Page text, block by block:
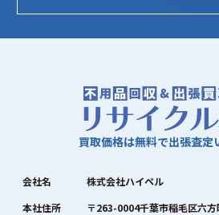
買取価格は無料で出張査定
会社名
株式会社ハイペル
本社住所
〒263-0004千葉市稲毛区六